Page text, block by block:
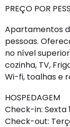
PREÇO POR
Apartamentos
pessoas.
no nível
cozinha, TV,
Wi-fi, toalhas e
HOSPEDAGEM
Check-in: Sexta
Check-out: